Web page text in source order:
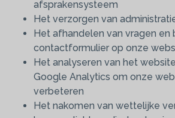
afsprakensysteem
Het verzorgen van
Het afhandelen van vragen en
contactformulier op onze
Het analyseren van het
Google Analytics om onze
verbeteren
Het nakomen van wettelijke